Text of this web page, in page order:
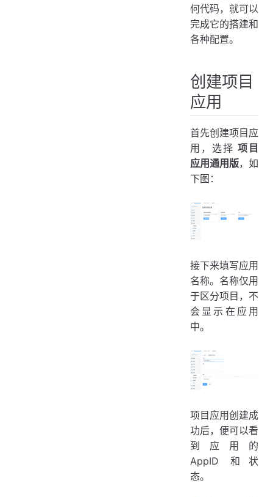
何代码，就可以
完成它的搭建和
各种配置。
创建项目
应用
首先创建项目应
用，选择项目
应用通用版，如
下图：
接下来填写应用
名称。名称仅用
于区分项目，不
会显示在应用
中。
项目应用创建成
功后，便可以看
到应用的
AppID 和状
态。